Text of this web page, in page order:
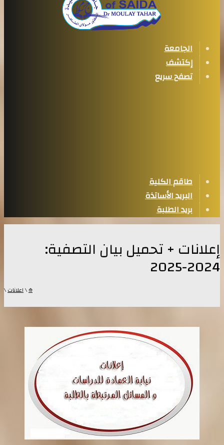
الجامعة
إكتشف
تصفح سريع
طاقم الكلية
البريد الأساتذة
بريد الطلبة
إعلانات + تحميل بيان التصفية:
2024-2025
⟰
\ اعلانات \